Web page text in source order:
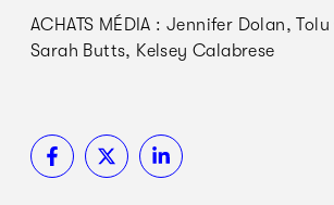
ACHATS MÉDIA : Jennifer Dolan,
Sarah Butts, Kelsey Calabrese